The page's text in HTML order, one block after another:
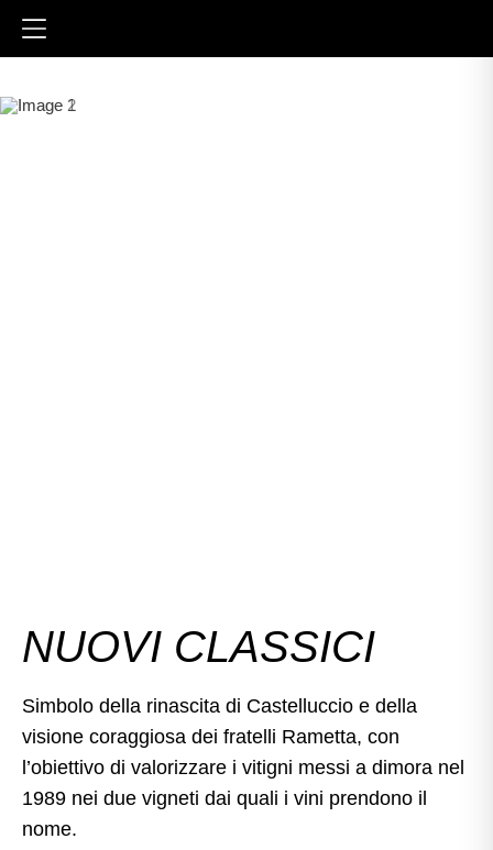
NUOVI CLASSICI
Simbolo della rinascita di Castelluccio e della
visione coraggiosa dei fratelli Rametta, con
l’obiettivo di valorizzare i vitigni messi a dimora nel
1989 nei due vigneti dai quali i vini prendono il
nome.